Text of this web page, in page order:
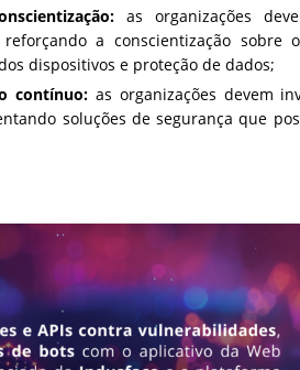
as organizações
reforçando a conscientização
dispositivos e proteção de dados;
contínuo:as organizações devem
soluções de segurança que